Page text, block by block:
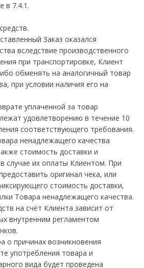
в 7.4.1.
Заказ оказался
вследствие производственного
при транспортировке, Клиент
обменять на аналогичный товар
при условии наличия его на
уплаченной за товар
удовлетворению в течение 10
соответствующего требования.
ненадлежащего качества
стоимость доставки и
случае их оплаты Клиентом. При
оригинал чека, или
стоимость доставки,
Товара ненадлежащего качества.
на счёт Клиента зависит от
внутренним регламентом
о причинах возникновения
употребления товара и
вида будет проведена